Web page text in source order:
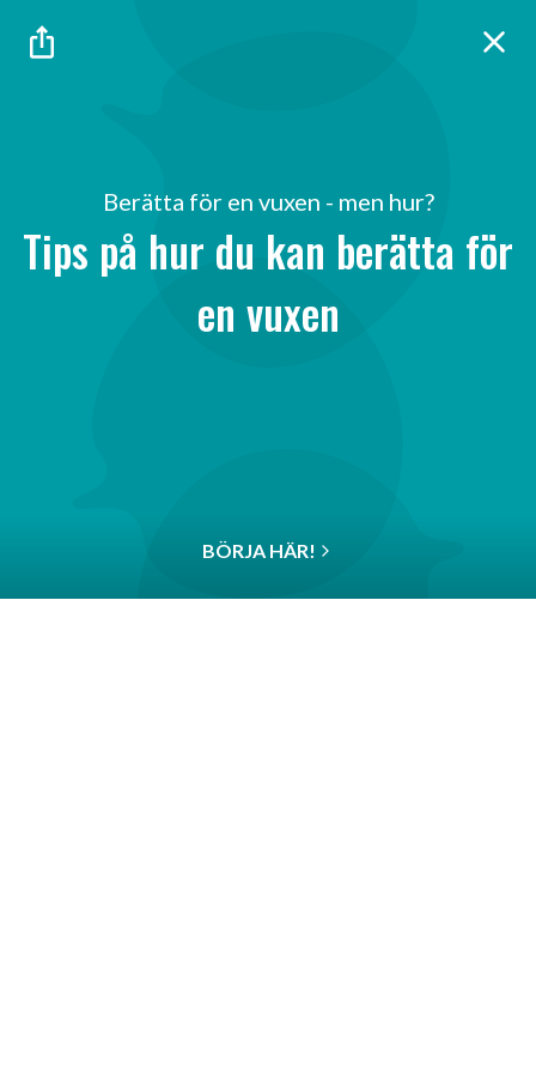
Berätta för en vuxen - men hur?
Tips på hur du kan berätta för
en vuxen
BÖRJA HÄR!
en vuxen
en kompis/ett syskon